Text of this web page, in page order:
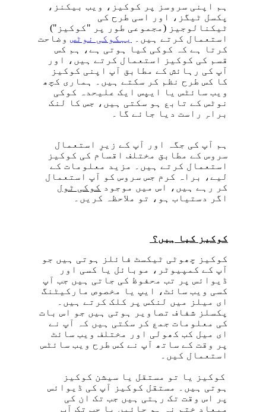
ہم اپنی سروسز پر کوکیز، ویب بیکنز،
پکسل ٹیگز، اور اسی طرح کی
ٹیکنالوجیز (مجموعی طور پر "کوکیز")
استعمال کرتے ہیں۔
یہکوکی نوٹس وضاحت
کرتا ہے کہ کوکی کیا ہوتی ہے، ہم کس
قسم کی کوکیز استعمال کرتے ہیں، اور
آپ کی رہائش کے مطابق آپ اپنی کوکیز
کا کس طرح نظم کر سکتے ہیں۔ ہماری کچھ
ویب سائٹس یا ایپس ایک علیحدہ کوکی
نوٹس کے تابع ہو سکتی ہیں، جس کا لنک
براہِ راست دیا جائے گا۔
ہم آپ کی جگہ اور آپ کے زیرِ استعمال
سروس کے مطابق مختلف اقسام کی کوکیز
استعمال کرتے ہیں۔ مزید معلومات کے
لیے، براہ کرم جس سروس کو آپ استعمال
کر رہے ہیں، اس میں موجود کوکی ٹول
اگر دستیاب ہو، تو ملاحظہ کریں۔
کوکیز کیا ہیں؟
کوکیز چھوٹی ٹیکسٹ فائلز ہوتی ہیں جو
آپ کے کمپیوٹر، موبائل یا کسی اور
ڈیوائس پر تب محفوظ کی جاتی ہیں جب آپ
کسی ویب سائٹ، ایپ یا مخصوص مارکیٹنگ
ای میلز میں لنکس پر کلک کرتے ہیں۔
پکسلز شفاف تصاویر ہوتی ہیں جو اس بات
کی معلومات جمع کر سکتی ہیں کہ آپ نے
ای میل کب کھولی اور مختلف ویب سائٹ
پر وقت کے ساتھ آپ نے کس طرح ویب سائٹس
استعمال کیں۔
کوکیز یا تو مستقل یا سیشن کوکیز
ہوتی ہیں۔ مستقل کوکیز آپ کی ڈیوائس
پر اس وقت تک رہتی ہیں جب تک ان کی
میعاد ختم نہ ہو جائیں یا جب تک آپ